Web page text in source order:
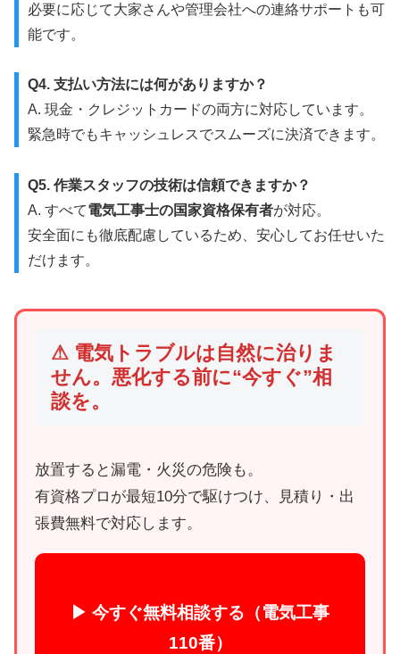
必要に応じて大家さんや管理会社への連絡サポートも可
能です。
Q4. 支払い方法には何がありますか？
A. 現金・クレジットカードの両方に対応しています。
緊急時でもキャッシュレスでスムーズに決済できます。
Q5. 作業スタッフの技術は信頼できますか？
A. すべて電気工事士の国家資格保有者が対応。
安全面にも徹底配慮しているため、安心してお任せいた
だけます。
⚠ 電気トラブルは自然に治りま
せん。悪化する前に“今すぐ”相
談を。
放置すると漏電・火災の危険も。
有資格プロが最短10分で駆けつけ、見積り・出
張費無料で対応します。
▶ 今すぐ無料相談する（電気工事
110番）